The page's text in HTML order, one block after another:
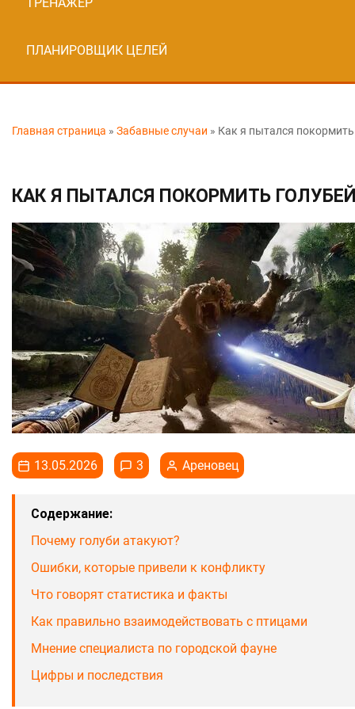
ПЛАНИРОВЩИК ЦЕЛЕЙ
Главная страница » Забавные случаи » Как я пытался
КАК Я ПЫТАЛСЯ ПОКОРМИТЬ
13.05.2026 3 Ареновец
Содержание:
Почему голуби атакуют?
Ошибки, которые привели к конфликту
Что говорят статистика и факты
Как правильно взаимодействовать с птицами
Мнение специалиста по городской фауне
Цифры и последствия